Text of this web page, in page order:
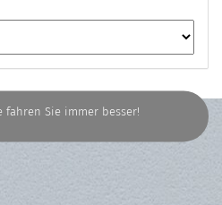
fahren Sie immer besser!